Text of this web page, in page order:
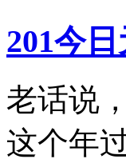
201今
老话说
这个年